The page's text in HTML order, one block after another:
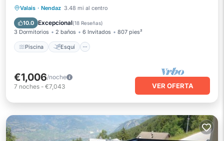
Valais · Nendaz 3.48 mi al centro
10.0 Excepcional(18 Reseñas)
3 Dormitorios 2 baños 6 Invitados 807 pies²
Piscina Esquí
Piscina Esquí
Cocina
€1,006/noche
7 noches - €7,043 VER OFERTA